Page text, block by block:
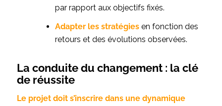
par rapport aux objectifs fixés.
Adapter les stratégiesen fonction des
retours et des évolutions observées.
La conduite du changement : la clé
de réussite
Le projet doit s’inscrire dans une dynamique